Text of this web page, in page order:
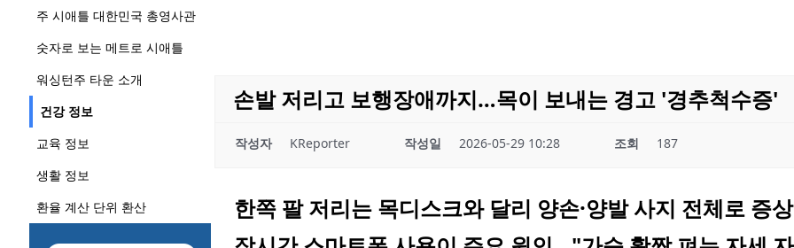
주 시애틀 대한민국 총영사관
숫자로 보는 메트로 시애틀
워싱턴주 타운 소개
건강 정보
교육 정보
생활 정보
환율 계산 단위 환산
손발 저리고 보행장애까지…목이 보내는 경고 '경추척수증'
작성자 KReporter 작성일 2026-05-29 10:28 조회 187
한쪽 팔 저리는 목디스크와 달리 양손·양발 사지 전체로 증